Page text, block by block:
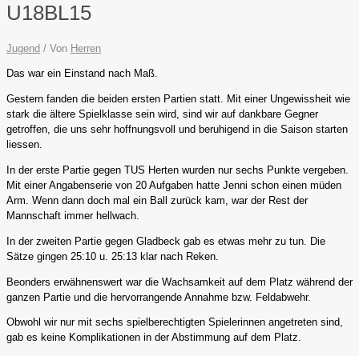
U18BL15
Jugend / Von Herren
Das war ein Einstand nach Maß.
Gestern fanden die beiden ersten Partien statt. Mit einer Ungewissheit wie
stark die ältere Spielklasse sein wird, sind wir auf dankbare Gegner
getroffen, die uns sehr hoffnungsvoll und beruhigend in die Saison starten
liessen.
In der erste Partie gegen TUS Herten wurden nur sechs Punkte vergeben.
Mit einer Angabenserie von 20 Aufgaben hatte Jenni schon einen müden
Arm. Wenn dann doch mal ein Ball zurück kam, war der Rest der
Mannschaft immer hellwach.
In der zweiten Partie gegen Gladbeck gab es etwas mehr zu tun. Die
Sätze gingen 25:10 u. 25:13 klar nach Reken.
Beonders erwähnenswert war die Wachsamkeit auf dem Platz während der
ganzen Partie und die hervorrangende Annahme bzw. Feldabwehr.
Obwohl wir nur mit sechs spielberechtigten Spielerinnen angetreten sind,
gab es keine Komplikationen in der Abstimmung auf dem Platz.